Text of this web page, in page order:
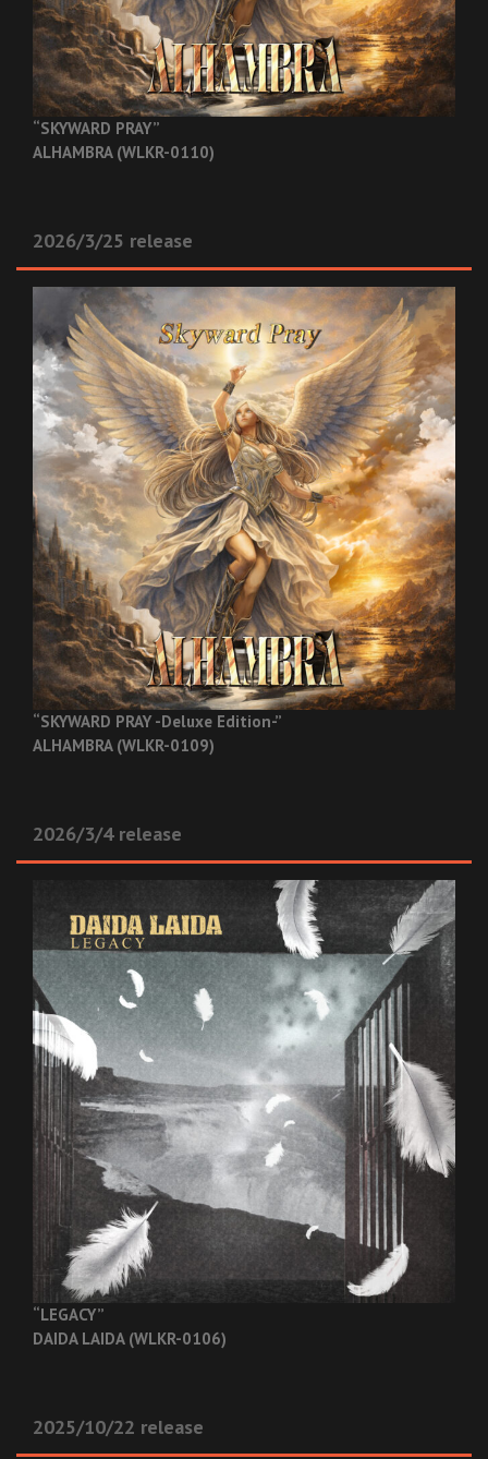
“SKYWARD PRAY”
ALHAMBRA (WLKR-0110)
2026/3/25 release
“SKYWARD PRAY -Deluxe Edition-”
ALHAMBRA (WLKR-0109)
2026/3/4 release
“LEGACY”
DAIDA LAIDA (WLKR-0106)
2025/10/22 release